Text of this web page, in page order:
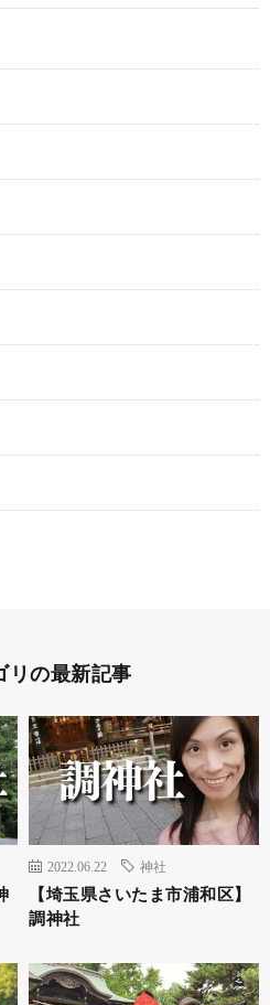
リの最新記事
2022.06.22 神社
【埼玉県さいたま市浦和区】
調神社